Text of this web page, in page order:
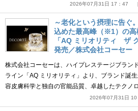
2026年07月31日 17：47
～老化という摂理に告
込めた最高峰（※1）の高
「AQ ミリオリティ ザ
発売／株式会社コーセー
株式会社コーセーは、ハイプレステージブラン
ライン「AQ ミリオリティ」より、ブランド誕
容皮膚科学と独自の官能品質、卓越したテク
2026年07月31日 10